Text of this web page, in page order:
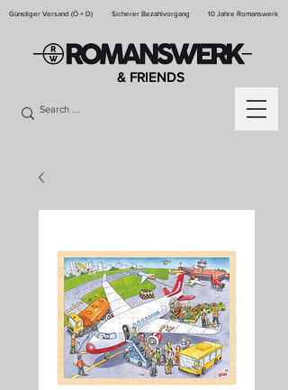
Günstiger Versand (Ö + D) Sicherer Bezahlvorgang 10 Jahre Romanswerk
& FRIENDS